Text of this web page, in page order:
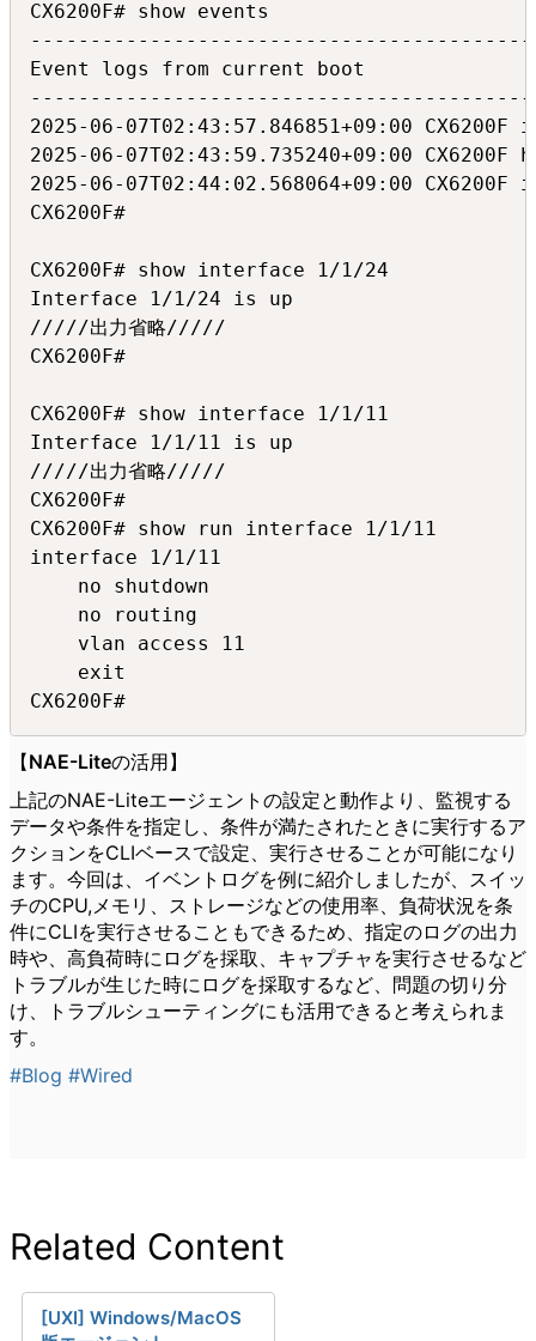
CX6200F# show events
Event logs from current boot
2025-06-07T02:43:57.846851+09:00
2025-06-07T02:43:59.735240+09:00
2025-06-07T02:44:02.568064+09:00
CX6200F#
CX6200F# show interface 1/1/24
Interface 1/1/24 is up
/////出力省略/////
CX6200F#
CX6200F# show interface 1/1/11
Interface 1/1/11 is up
/////出力省略/////
CX6200F#
CX6200F# show run interface 1/1/11
interface 1/1/11
    no shutdown
    no routing
    vlan access 11
    exit
CX6200F#
【NAE-Liteの活用】
上記のNAE-Liteエージェントの設定と動作より、監視する
データや条件を指定し、条件が満たされたときに実行するア
クションをCLIベースで設定、実行させることが可能になり
ます。今回は、イベントログを例に紹介しましたが、スイッ
チのCPU,メモリ、ストレージなどの使用率、負荷状況を条
件にCLIを実行させることもできるため、指定のログの出力
時や、高負荷時にログを採取、キャプチャを実行させるなど
トラブルが生じた時にログを採取するなど、問題の切り分
け、トラブルシューティングにも活用できると考えられま
す。
#Blog #Wired
Related Content
[UXI] Windows/MacOS